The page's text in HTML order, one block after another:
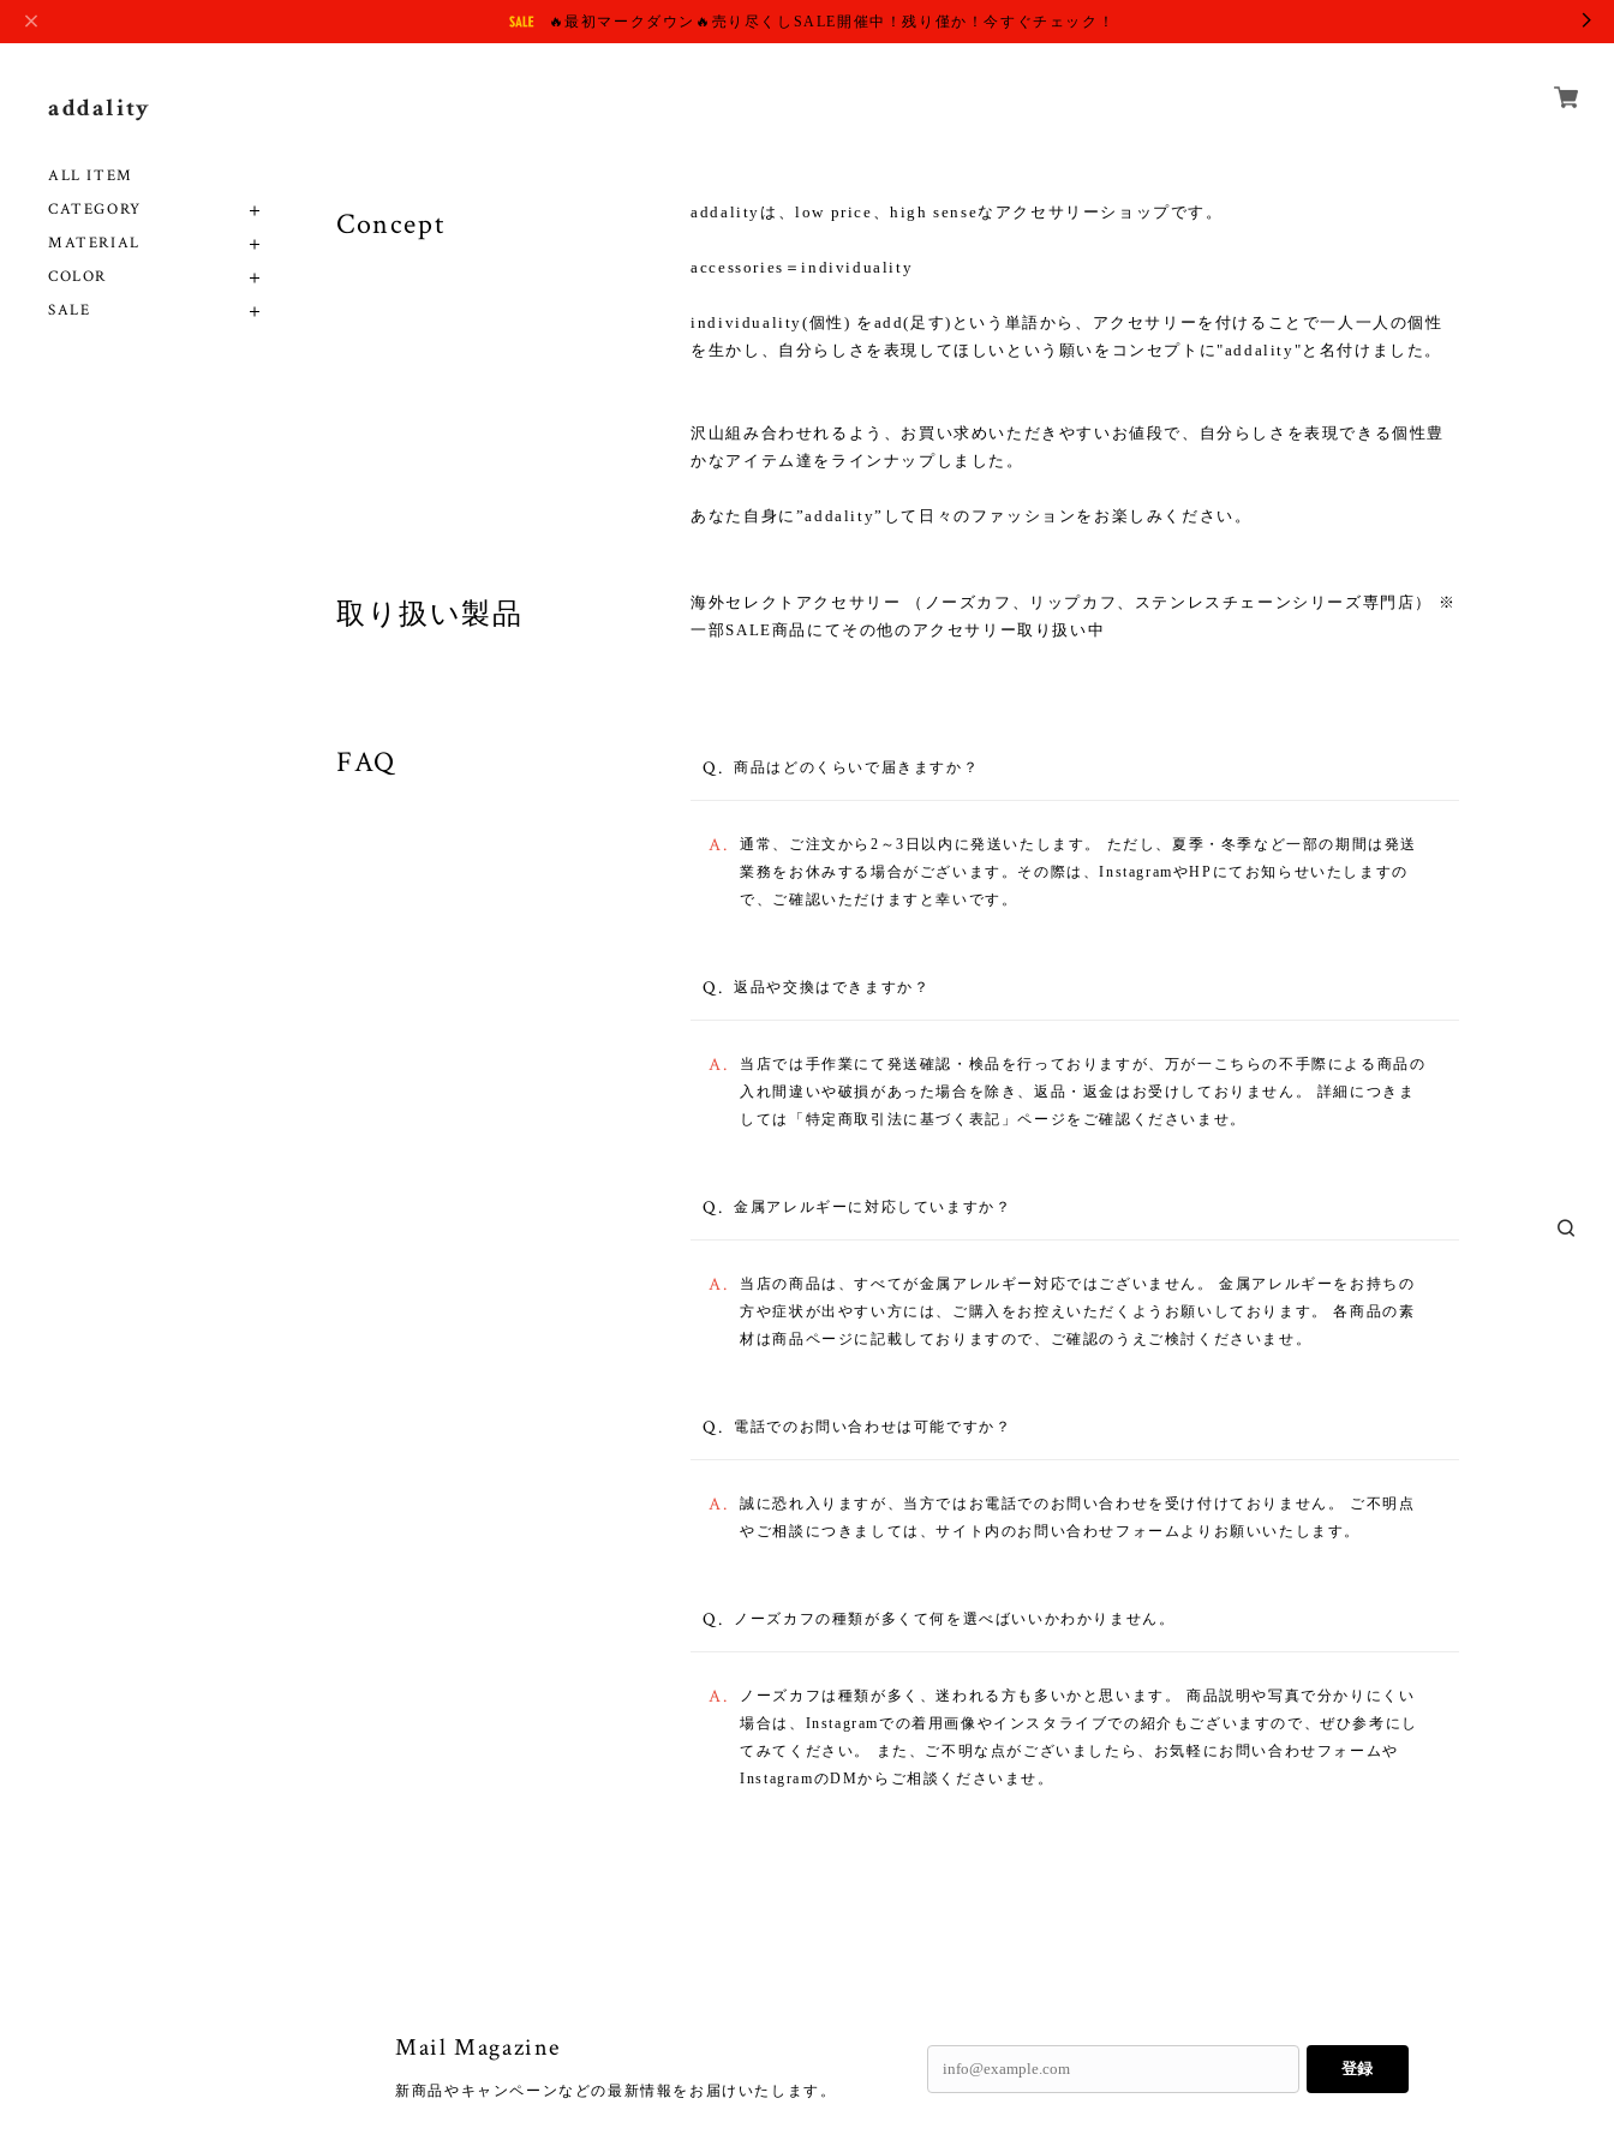
🔥最初マークダウン🔥売り尽くしSALE開催中！残り僅か！今すぐチェック！
addality
ALL ITEM
CATEGORY
MATERIAL
COLOR
SALE
Concept addalityは、low price、high senseなアクセサリーショップです。
accessories＝individuality
individuality(個性) をadd(足す)という単語から、アクセサリーを付けることで一人一人の個性
を生かし、自分らしさを表現してほしいという願いをコンセプトに"addality"と名付けました。
沢山組み合わせれるよう、お買い求めいただきやすいお値段で、自分らしさを表現できる個性豊
かなアイテム達をラインナップしました。
あなた自身に”addality”して日々のファッションをお楽しみください。
取り扱い製品
海外セレクトアクセサリー （ノーズカフ、リップカフ、ステンレスチェーンシリーズ専門店） ※
一部SALE商品にてその他のアクセサリー取り扱い中
FAQ Q. 商品はどのくらいで届きますか？
A.
通常、ご注文から2～3日以内に発送いたします。 ただし、夏季・冬季など一部の期間は発送
業務をお休みする場合がございます。その際は、InstagramやHPにてお知らせいたしますの
で、ご確認いただけますと幸いです。
Q. 返品や交換はできますか？
A.
当店では手作業にて発送確認・検品を行っておりますが、万が一こちらの不手際による商品の
入れ間違いや破損があった場合を除き、返品・返金はお受けしておりません。 詳細につきま
しては「特定商取引法に基づく表記」ページをご確認くださいませ。
Q. 金属アレルギーに対応していますか？
A.
当店の商品は、すべてが金属アレルギー対応ではございません。 金属アレルギーをお持ちの
方や症状が出やすい方には、ご購入をお控えいただくようお願いしております。 各商品の素
材は商品ページに記載しておりますので、ご確認のうえご検討くださいませ。
Q. 電話でのお問い合わせは可能ですか？
A.
誠に恐れ入りますが、当方ではお電話でのお問い合わせを受け付けておりません。 ご不明点
やご相談につきましては、サイト内のお問い合わせフォームよりお願いいたします。
Q. ノーズカフの種類が多くて何を選べばいいかわかりません。
A.
ノーズカフは種類が多く、迷われる方も多いかと思います。 商品説明や写真で分かりにくい
場合は、Instagramでの着用画像やインスタライブでの紹介もございますので、ぜひ参考にし
てみてください。 また、ご不明な点がございましたら、お気軽にお問い合わせフォームや
InstagramのDMからご相談くださいませ。
Mail Magazine
新商品やキャンペーンなどの最新情報をお届けいたします。
登録